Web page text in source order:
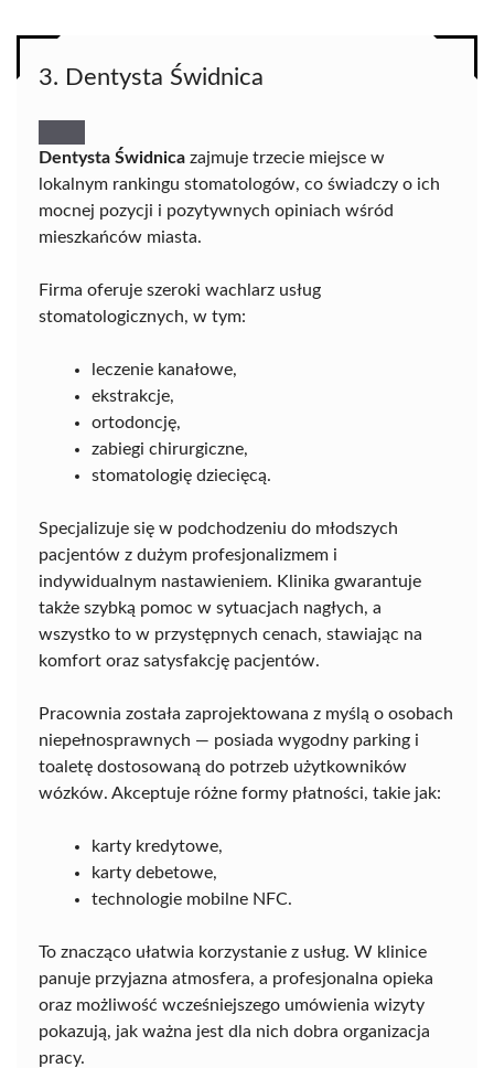
3. Dentysta Świdnica
Dentysta Świdnica zajmuje trzecie miejsce w
lokalnym rankingu stomatologów, co świadczy o ich
mocnej pozycji i pozytywnych opiniach wśród
mieszkańców miasta.
Firma oferuje szeroki wachlarz usług
stomatologicznych, w tym:
leczenie kanałowe,
ekstrakcje,
ortodoncję,
zabiegi chirurgiczne,
stomatologię dziecięcą.
Specjalizuje się w podchodzeniu do młodszych
pacjentów z dużym profesjonalizmem i
indywidualnym nastawieniem. Klinika gwarantuje
także szybką pomoc w sytuacjach nagłych, a
wszystko to w przystępnych cenach, stawiając na
komfort oraz satysfakcję pacjentów.
Pracownia została zaprojektowana z myślą o osobach
niepełnosprawnych — posiada wygodny parking i
toaletę dostosowaną do potrzeb użytkowników
wózków. Akceptuje różne formy płatności, takie jak:
karty kredytowe,
karty debetowe,
technologie mobilne NFC.
To znacząco ułatwia korzystanie z usług. W klinice
panuje przyjazna atmosfera, a profesjonalna opieka
oraz możliwość wcześniejszego umówienia wizyty
pokazują, jak ważna jest dla nich dobra organizacja
pracy.